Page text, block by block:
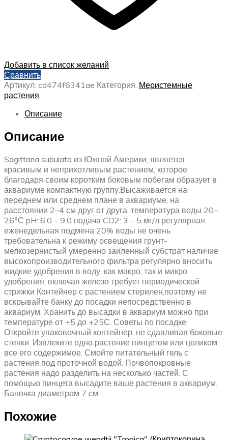
Добавить в список желаний
Сравнить
Артикул: cd474f6341ae Категория: Меристемные
растения
Описание
Описание
Sagittaria subulata из Южной Америки, является
красивым и неприхотливым растением, которое
благодаря своим коротким боковым побегам образует в
аквариуме компактную группу.Высаживается на
переднем или среднем плане в аквариуме, на
расстоянии 2–4 см друг от друга. температура воды 20–
26°С pH: 6,0 – 9,0 подача CO2: 3 – 5 мг/л регулярная
еженедельная подмена 20% воды не очень
требовательна к режиму освещения грунт-
мелкозернистый умеренно заиленный субстрат наличие
высокопроизводительного фильтра регулярно вносить
жидкие удобрения в воду, как макро, так и микро
удобрения, включая железо требует периодической
стрижки Контейнер с растением стерилен,поэтому не
вскрывайте банку до посадки непосредственно в
аквариум. Хранить до высадки в аквариум можно при
температуре от +5 до +25С. Советы по посадке:
Откройте упаковочный контейнер, не сдавливая боковые
стенки. Извлеките одно растение пинцетом или целиком
все его содержимое. Смойте питательный гель с
растения под проточной водой. Почвопокровные
растения надо разделить на несколько частей. С
помощью пинцета высадите ваше растения в аквариум.
Баночка диаметром 7 см
Похожие